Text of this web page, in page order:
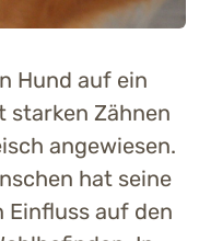
Hund auf ein
starken Zähnen
angewiesen.
hat seine
Einfluss auf den